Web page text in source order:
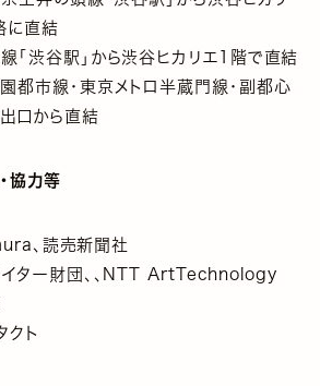
に直結
「渋谷駅」から渋谷ヒカリエ1階で直結
都市線・東京メトロ半蔵門線・副都心
口から直結
協力等
、読売新聞社
イター財団、、NTT ArtTechnology
クト